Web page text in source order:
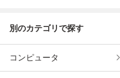
別のカテゴリで探す
コンピュータ